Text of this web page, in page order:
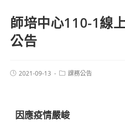
師培中心110-1線
公告
2021-09-13 課務公告
因應疫情嚴峻